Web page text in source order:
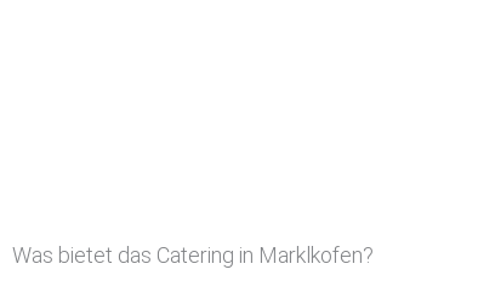
Was bietet das Catering in Marklkofen?